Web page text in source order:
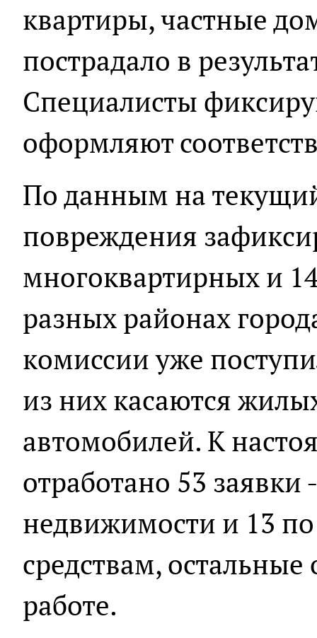
квартиры, частные
пострадало в
Специалисты
оформляют
По данным на
повреждения
многоквартирных и
разных районах
комиссии уже
из них касаются
автомобилей. К
отработано 53
недвижимости и 13
средствам,
работе.